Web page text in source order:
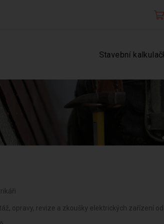
Stavební
opravy, revize a zkoušky elektrických zařízení